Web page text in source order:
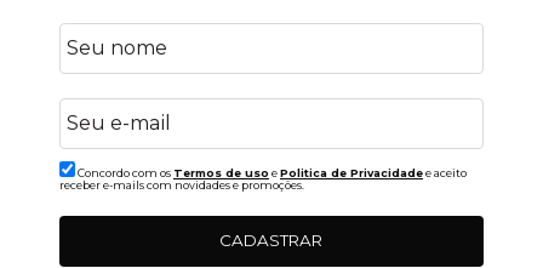
Concordo com os Termos de uso ePolitica de Privacidadee aceito
receber e-mails com novidades e promoções.
CADASTRAR